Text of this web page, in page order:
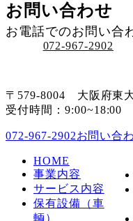
お問い合わせ
お電話でのお問い合
072-967-2902
〒579-8004 大阪府東
受付時間：9:00~18:00
072-967-2902お問い合
HOME
事業内容
サービス内容
保有設備（車
輌）